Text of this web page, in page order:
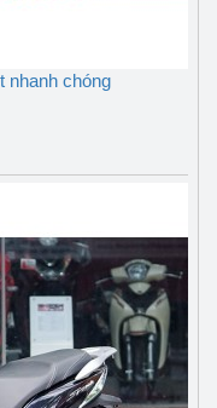
nhanh chóng